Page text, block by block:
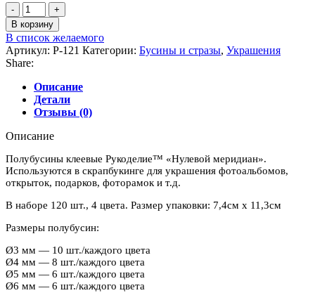
Количество
товара
Полубусины
клеевые
Рукоделие™
"Нулевой
меридиан"
В корзину
В список желаемого
Артикул: P-121 Категории: Бусины и стразы, Украшения
Share:
Описание
Детали
Отзывы (0)
Описание
Полубусины клеевые Рукоделие™ «Нулевой меридиан».
Используются в скрапбукинге для украшения фотоальбомов,
открыток, подарков, фоторамок и т.д.
В наборе 120 шт., 4 цвета. Размер упаковки: 7,4см х 11,3см
Размеры полубусин:
Ø3 мм — 10 шт./каждого цвета
Ø4 мм — 8 шт./каждого цвета
Ø5 мм — 6 шт./каждого цвета
Ø6 мм — 6 шт./каждого цвета